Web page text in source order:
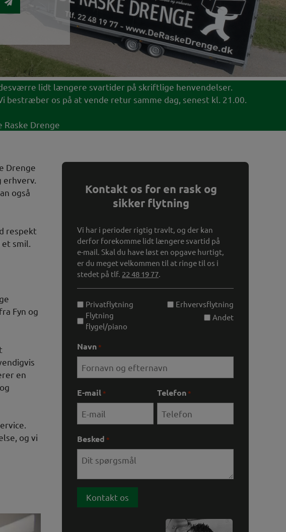
lidt længere svartider på skriftlige henvendelser.
bestræber os på at vende retur samme dag, senest kl. 21.00.
Raske Drenge
Drenge
erhverv.
også
respekt
smil.
Fyn og
en
og vi
Kontakt os for en rask og
sikker flytning
Vi har i perioder rigtig travlt, og der kan
derfor forekomme lidt længere svartid på
e-mail. Skal du have løst en opgave hurtigt,
er du meget velkommen til at ringe til os i
stedet på tlf. 22 48 19 77.
Unavngivet
Privatflytning
Erhvervsflytning
Flytning
flygel/piano
Andet
Navn *
E-mail * Telefon *
Besked *